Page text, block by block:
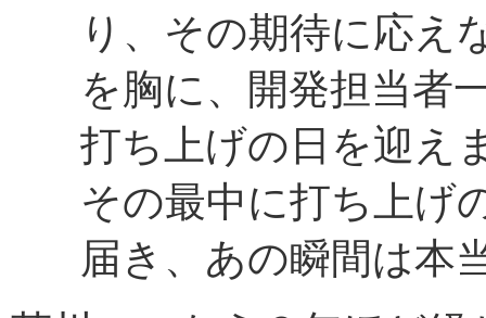
り、その期待に応え
を胸に、開発担当者
打ち上げの日を迎え
その最中に打ち上げ
届き、あの瞬間は本